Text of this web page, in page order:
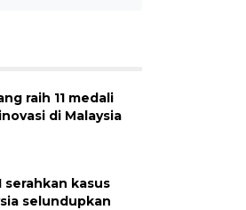
raih 11 medali
di Malaysia
serahkan kasus
selundupkan